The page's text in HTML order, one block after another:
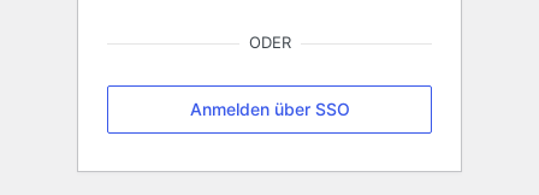
ODER
Anmelden über SSO